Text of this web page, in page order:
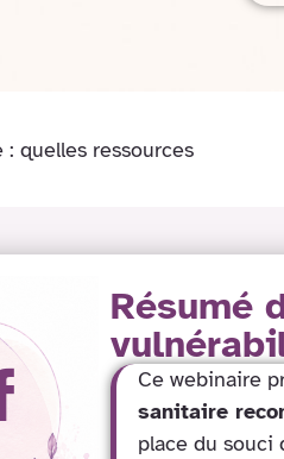
quelles ressources
Résumé
Ce webinaire
sanitaire
place du souci